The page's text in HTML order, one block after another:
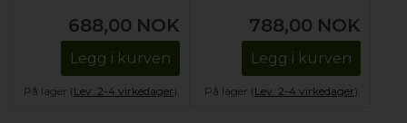
688,00 NOK
Legg i kurven
På lager (Lev. 2-4 virkedager).
788,00 NOK
Legg i kurven
På lager (Lev. 2-4 virkedager).